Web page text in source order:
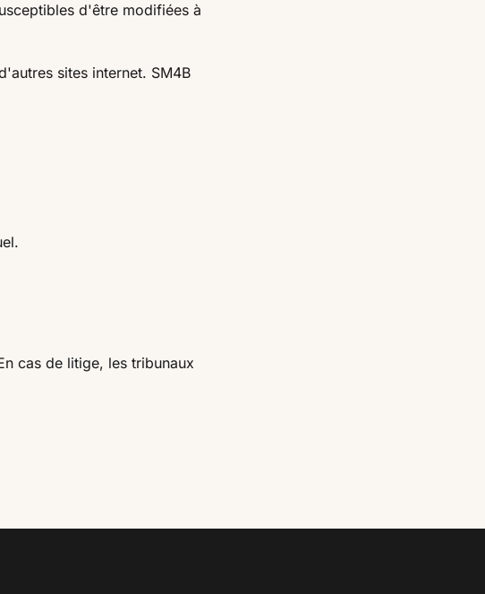
d'être modifiées à
sites internet. SM4B
cas de litige, les tribunaux